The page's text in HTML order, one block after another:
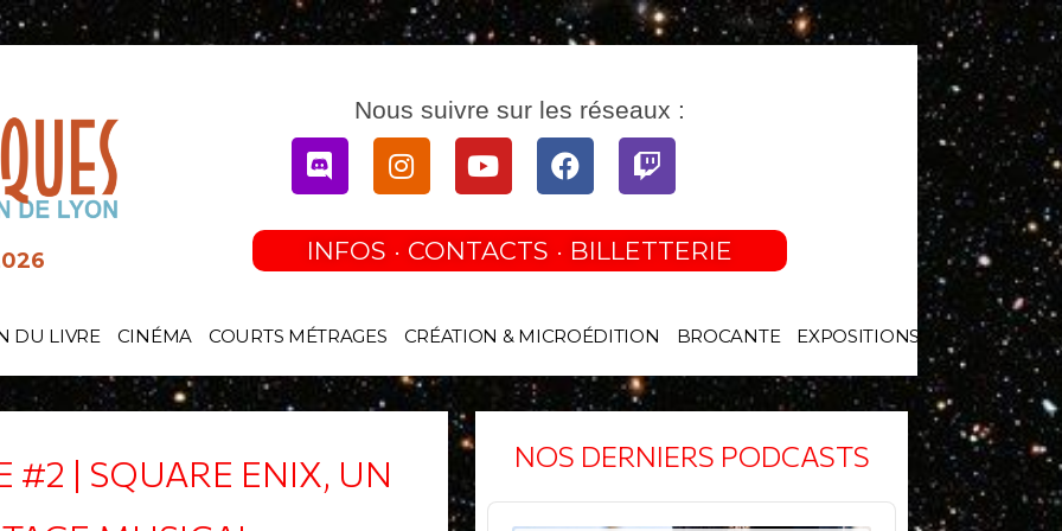
Nous suivre sur les réseaux :
DiscordInstagramYoutubeFacebookTwitch
INFOS · CONTACTS · BILLETTERIE
DU LIVRE CINÉMA COURTS MÉTRAGES CRÉATION & MICROÉDITION BROCANTE EXPOSITIONS
#2 | SQUARE ENIX, UN
NOS DERNIERS PODCASTS
Audio